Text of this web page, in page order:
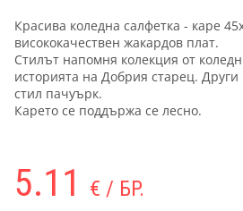
Красива коледна салфетка - каре
висококачествен жакардов плат.
Стилът напомня колекция от
историята на Добрия старец.
стил пачуърк.
Карето се поддържа се лесно.
5.11 € / БР.